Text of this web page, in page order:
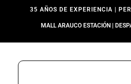
35 AÑOS DE EXPERIENCIA |
MALL ARAUCO ESTACIÓN |